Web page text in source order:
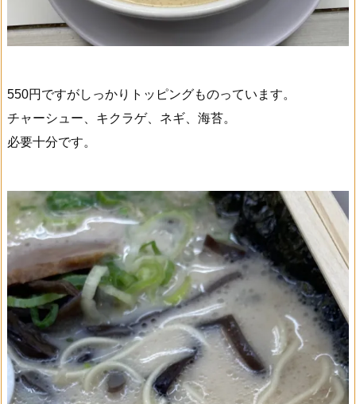
550円ですがしっかりトッピングものっています。
チャーシュー、キクラゲ、ネギ、海苔。
必要十分です。